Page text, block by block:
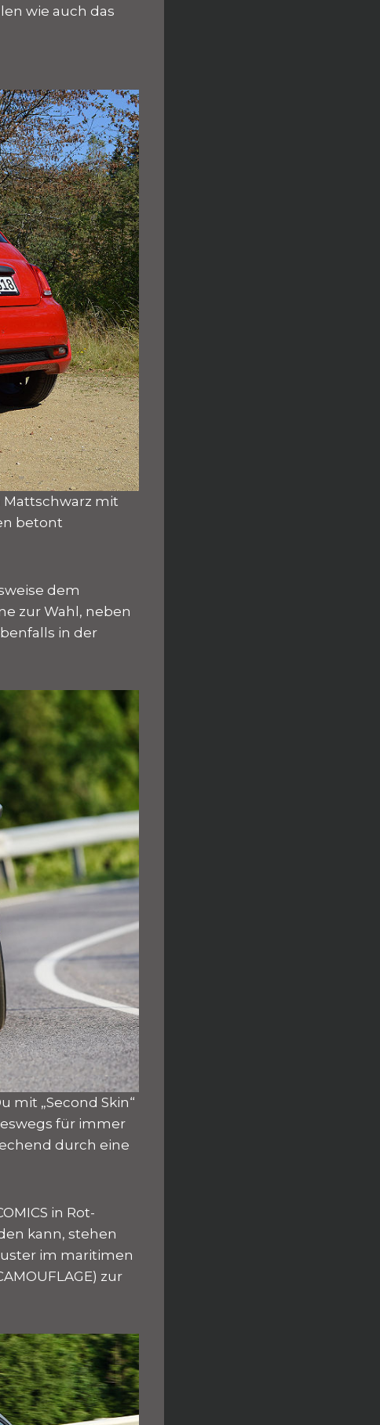
wie auch das
mit
betont
dem
zur Wahl, neben
in der
mit „Second Skin“
für immer
durch eine
in Rot-
kann, stehen
im maritimen
zur